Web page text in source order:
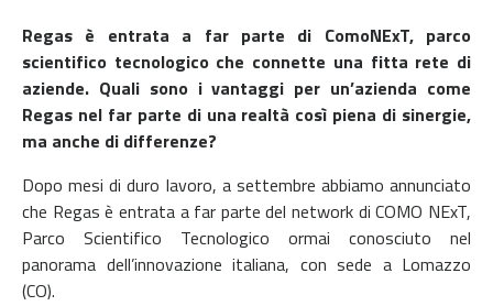
Regas è entrata a far parte di ComoNExT, parco
scientifico tecnologico che connette una fitta rete di
aziende. Quali sono i vantaggi per un’azienda come
Regas nel far parte di una realtà così piena di sinergie,
ma anche di differenze?
Dopo mesi di duro lavoro, a settembre abbiamo annunciato
che Regas è entrata a far parte del network di COMO NExT,
Parco Scientifico Tecnologico ormai conosciuto nel
panorama dell’innovazione italiana, con sede a Lomazzo
(CO).